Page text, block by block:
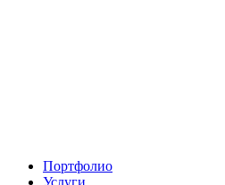
Портфолио
Услуги